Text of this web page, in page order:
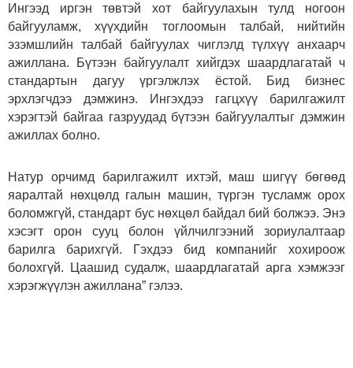
Ингээд иргэн төвтэй хот байгуулахын тулд ногоон
байгууламж, хүүхдийн тоглоомын талбай, нийтийн
эзэмшлийн талбай байгуулах чиглэлд түлхүү анхаарч
ажиллана. Бүтээн байгуулалт хийгдэх шаардлагатай ч
стандартын дагуу үргэлжлэх ёстой. Бид бизнес
эрхлэгчдээ дэмжинэ. Ингэхдээ гагцхүү барилгажилт
хэрэгтэй байгаа газруудад бүтээн байгуулалтыг дэмжин
ажиллах болно.
Натур орчимд барилгажилт ихтэй, маш шигүү бөгөөд
яаралтай нөхцөлд галын машин, түргэн тусламж орох
боломжгүй, стандарт бус нөхцөл байдал бий болжээ. Энэ
хэсэгт орон сууц болон үйлчилгээний зориулалтаар
барилга барихгүй. Гэхдээ бид компанийг хохироож
болохгүй. Цаашид судалж, шаардлагатай арга хэмжээг
хэрэгжүүлэн ажиллана” гэлээ.